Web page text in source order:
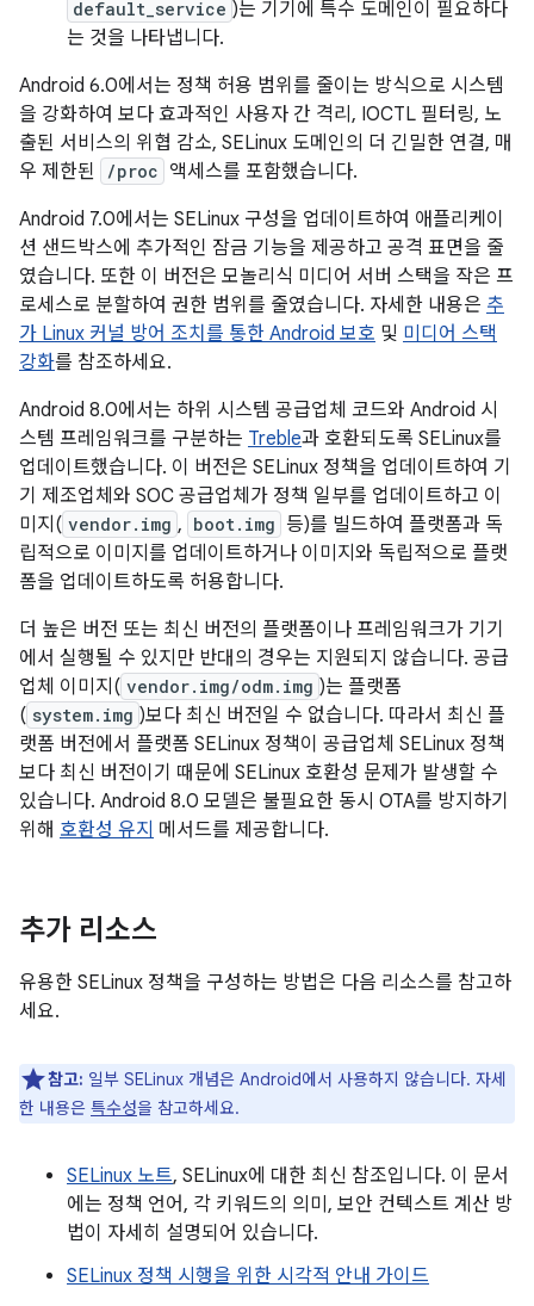
default_service )는 기기에 특수 도메인이 필요하다
는 것을 나타냅니다.
Android 6.0에서는 정책 허용 범위를 줄이는 방식으로 시스템
을 강화하여 보다 효과적인 사용자 간 격리, IOCTL 필터링, 노
출된 서비스의 위협 감소, SELinux 도메인의 더 긴밀한 연결, 매
우 제한된
/proc 액세스를 포함했습니다.
Android 7.0에서는 SELinux 구성을 업데이트하여 애플리케이
션 샌드박스에 추가적인 잠금 기능을 제공하고 공격 표면을 줄
였습니다. 또한 이 버전은 모놀리식 미디어 서버 스택을 작은 프
로세스로 분할하여 권한 범위를 줄였습니다. 자세한 내용은 추
가 Linux 커널 방어 조치를 통한 Android 보호 및 미디어 스택
강화를 참조하세요.
Android 8.0에서는 하위 시스템 공급업체 코드와 Android 시
스템 프레임워크를 구분하는 Treble과 호환되도록 SELinux를
업데이트했습니다. 이 버전은 SELinux 정책을 업데이트하여 기
기 제조업체와 SOC 공급업체가 정책 일부를 업데이트하고 이
미지( vendor.img , boot.img 등)를 빌드하여 플랫폼과 독
립적으로 이미지를 업데이트하거나 이미지와 독립적으로 플랫
폼을 업데이트하도록 허용합니다.
더 높은 버전 또는 최신 버전의 플랫폼이나 프레임워크가 기기
에서 실행될 수 있지만 반대의 경우는 지원되지 않습니다. 공급
업체 이미지( vendor.img/odm.img )는 플랫폼
( system.img )보다 최신 버전일 수 없습니다. 따라서 최신 플
랫폼 버전에서 플랫폼 SELinux 정책이 공급업체 SELinux 정책
보다 최신 버전이기 때문에 SELinux 호환성 문제가 발생할 수
있습니다. Android 8.0 모델은 불필요한 동시 OTA를 방지하기
위해 호환성 유지 메서드를 제공합니다.
추가 리소스
유용한 SELinux 정책을 구성하는 방법은 다음 리소스를 참고하
세요.
참고: 일부 SELinux 개념은 Android에서 사용하지 않습니다. 자세
한 내용은 특수성을 참고하세요.
SELinux 노트, SELinux에 대한 최신 참조입니다. 이 문서
에는 정책 언어, 각 키워드의 의미, 보안 컨텍스트 계산 방
법이 자세히 설명되어 있습니다.
SELinux 정책 시행을 위한 시각적 안내 가이드